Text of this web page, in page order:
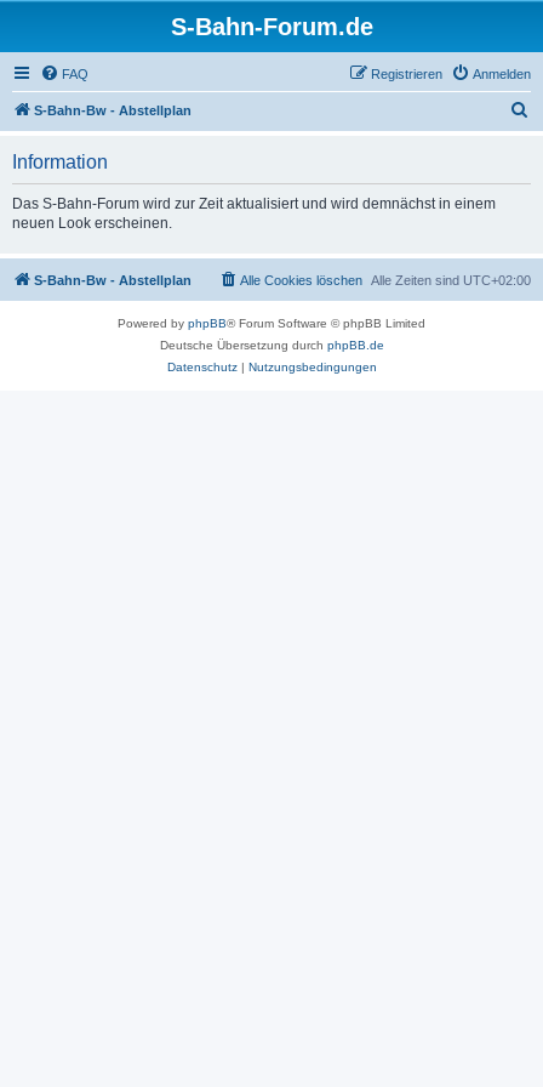
S-Bahn-Forum.de
FAQ Anmelden
Registrieren
S-Bahn-Bw - Abstellplan
Information
Das S-Bahn-Forum wird zur Zeit aktualisiert und wird demnächst in einem
neuen Look erscheinen.
S-Bahn-Bw - Abstellplan Alle Zeiten sind UTC+02:00
Alle Cookies löschen
Powered by phpBB® Forum Software © phpBB Limited
Deutsche Übersetzung durch phpBB.de
Datenschutz| Nutzungsbedingungen